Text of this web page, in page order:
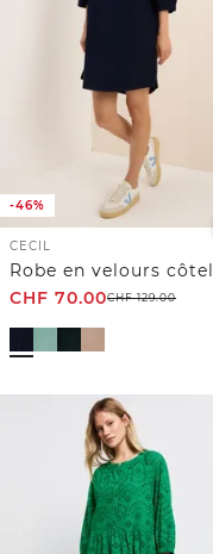
-46%
CECIL
CHF 70.00CHF129.00